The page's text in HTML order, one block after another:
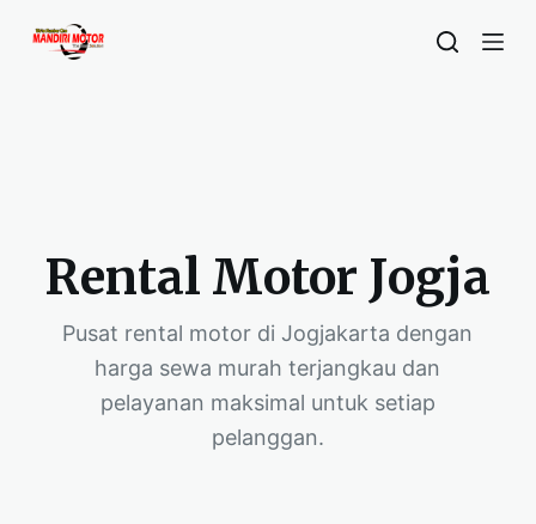
S
Rental Motor Jogja
Pusat rental motor di Jogjakarta dengan
harga sewa murah terjangkau dan
pelayanan maksimal untuk setiap
pelanggan.